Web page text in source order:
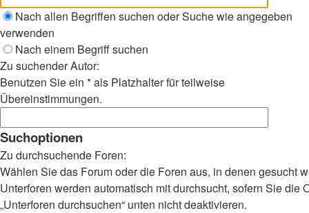
Nach allen Begriffen suchen oder Suche wie angegeben
verwenden
Nach einem Begriff suchen
Zu suchender Autor:
Benutzen Sie ein * als Platzhalter für teilweise
Übereinstimmungen.
Suchoptionen
Zu durchsuchende Foren:
Wählen Sie das Forum oder die Foren aus, in denen gesucht
Unterforen werden automatisch mit durchsucht, sofern Sie die
„Unterforen durchsuchen“ unten nicht deaktivieren.